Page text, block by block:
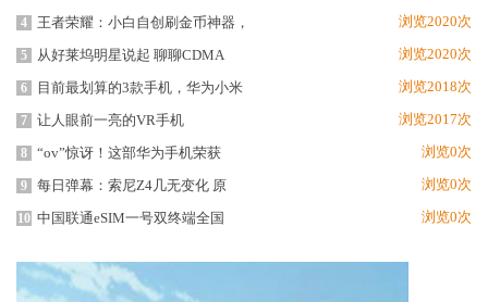
4 王者荣耀：小白自创刷金币神器， 浏览2020次
5 从好莱坞明星说起 聊聊CDMA 浏览2020次
6 目前最划算的3款手机，华为小米 浏览2018次
7 让人眼前一亮的VR手机 浏览2017次
8 “ov”惊讶！这部华为手机荣获 浏览0次
9 每日弹幕：索尼Z4几无变化 原 浏览0次
10 中国联通eSIM一号双终端全国 浏览0次